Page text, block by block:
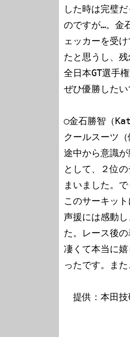
した時は完璧だ
のですが…。金
ェッカーを受け
たと思うし、
全日本GT選手
ぜひ優勝したい
○金石勝智（
クールスーツ
途中から意識が
として、２位
まいました。で
このサーキッ
声援には感動し
た。レース後
凄くて本当に
ったです。ま
提供：本田技